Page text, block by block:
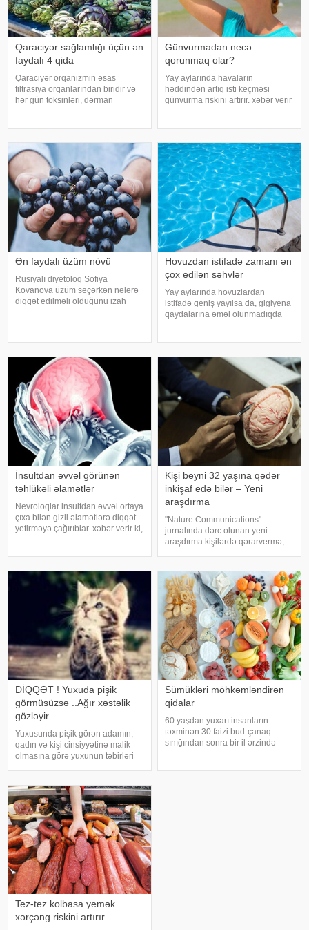
Qaraciyər sağlamlığı üçün ən
faydalı 4 qida
Qaraciyər orqanizmin əsas
filtrasiya orqanlarından biridir və
hər gün toksinləri, dərman
federal ekspert onkologiya
klinikalar
Günvurmadan necə
qorunmaq olar?
Yay aylarında havaların
həddindən artıq isti keçməsi
günvurma riskini artırır. xəbər verir
diqqətli olmalıdırlar.
Günvurmadan qorunma
Ən faydalı üzüm növü
Rusiyalı diyetoloq Sofiya
Kovanova üzüm seçərkən nələrə
diqqət edilməli olduğunu izah
Mütəxəssis qeyd edib ki, tünd
rəngdə olan üzüm sortlar
Hovuzdan istifadə zamanı ən
çox edilən səhvlər
Yay aylarında hovuzlardan
istifadə geniş yayılsa da, gigiyena
qaydalarına əməl olunmadıqda
sonra duş qəbul etmək, hovuz
kənarınd
İnsultdan əvvəl görünən
təhlükəli əlamətlər
Nevroloqlar insultdan əvvəl ortaya
çıxa bilən gizli əlamətlərə diqqət
yetirməyə çağırıblar. xəbər verir ki,
verə bilər. Lakin b
Kişi beyni 32 yaşına qədər
inkişaf edə bilər – Yeni
araşdırma
"Nature Communications"
jurnalında dərc olunan yeni
araşdırma kişilərdə qərarvermə,
olan beyin nahiyələrinin orta
hesabla 32 yaşına qədər inkişa
DİQQƏT ! Yuxuda pişik
görmüsüzsə ..Ağır xəstəlik
gözləyir
Yuxusunda pişik görən adamın,
qadın və kişi cinsiyyətinə malik
olmasına görə yuxunun təbirləri
həyatında diqqətsiz bir şəxsiyyətə
sahib olduğu, ətrafındak
Sümükləri möhkəmləndirən
qidalar
60 yaşdan yuxarı insanların
təxminən 30 faizi bud-çanaq
sınığından sonra bir il ərzində
Tez-tez kolbasa yemək
xərçəng riskini artırır